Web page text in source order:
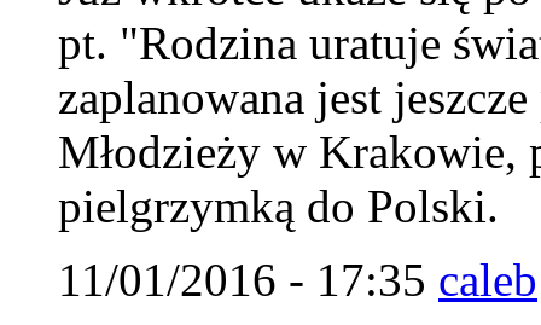
pt. "Rodzina uratuje
zaplanowana jest
Młodzieży w Krakowie,
pielgrzymką do Polski.
11/01/2016 - 17:35 caleb